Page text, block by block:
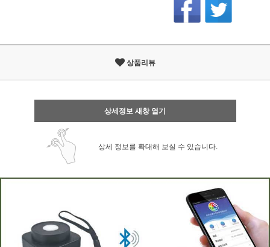
상품리뷰
상세정보 새창 열기
상세 정보를 확대해 보실 수 있습니다.